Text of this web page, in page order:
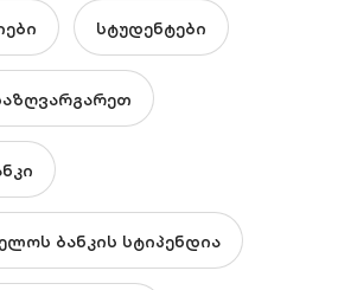
სტუდენტები
ბანკის სტიპენდია